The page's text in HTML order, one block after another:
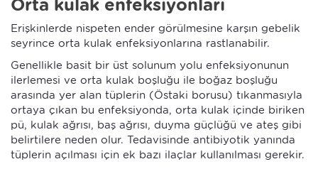
Orta kulak enfeksiyonları
Erişkinlerde nispeten ender görülmesine karşın gebelik
seyrince orta kulak enfeksiyonlarına rastlanabilir.
Genellikle basit bir üst solunum yolu enfeksiyonunun
ilerlemesi ve orta kulak boşluğu ile boğaz boşluğu
arasında yer alan tüplerin (Östaki borusu) tıkanmasıyla
ortaya çıkan bu enfeksiyonda, orta kulak içinde biriken
pü, kulak ağrısı, baş ağrısı, duyma güçlüğü ve ateş gibi
belirtilere neden olur. Tedavisinde antibiyotik yanında
tüplerin açılması için ek bazı ilaçlar kullanılması gerekir.